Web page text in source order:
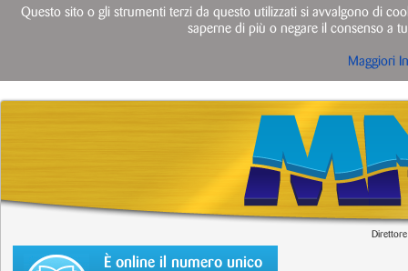
È online il numero unico
Questo sito o gli strumenti terzi da questo utilizzati si avvalgono di
saperne di più o negare il consenso a
Maggiori